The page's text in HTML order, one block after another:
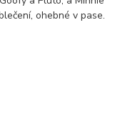
ohebné v pase.